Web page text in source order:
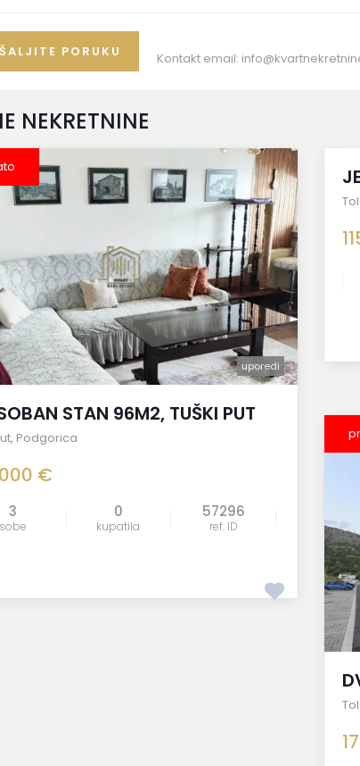
Kontakt email:
NEKRETNINE
uporedi
STAN 96M2, TUŠKI PUT
, Podgorica
€
3
sobe
0
kupatila
57296
ref. ID
uporedi